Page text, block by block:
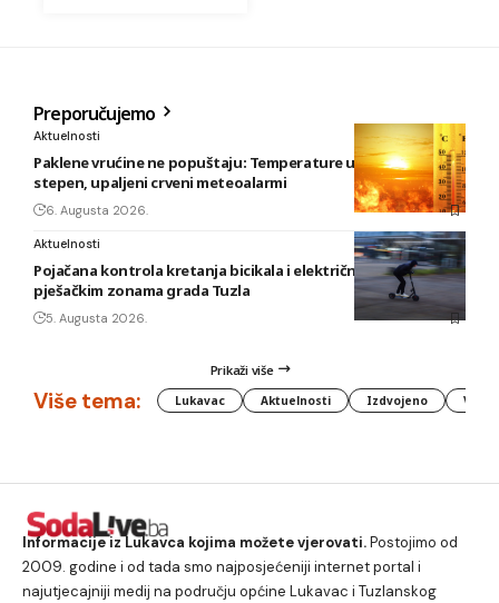
Preporučujemo
Aktuelnosti
Paklene vrućine ne popuštaju: Temperature u BiH i do 41
stepen, upaljeni crveni meteoalarmi
6. Augusta 2026.
Aktuelnosti
Pojačana kontrola kretanja bicikala i električnih romobila u
pješačkim zonama grada Tuzla
5. Augusta 2026.
Prikaži više
Više tema: Lukavac Aktuelnosti Izdvojeno
Informacije iz Lukavca kojima možete vjerovati.Postojimo od
2009. godine i od tada smo najposjećeniji internet portal i
najutjecajniji medij na području općine Lukavac i Tuzlanskog